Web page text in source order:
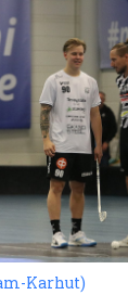
Karhut)